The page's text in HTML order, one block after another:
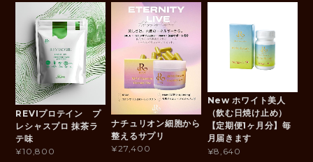
REVIプロテイン プ
レシャスプロ 抹茶ラ
テ味
¥10,800
ナチュリオン細胞から
整えるサプリ
¥27,400
New ホワイト美人
（飲む日焼け止め）
【定期便1ヶ月分】毎
月届きます
¥8,640